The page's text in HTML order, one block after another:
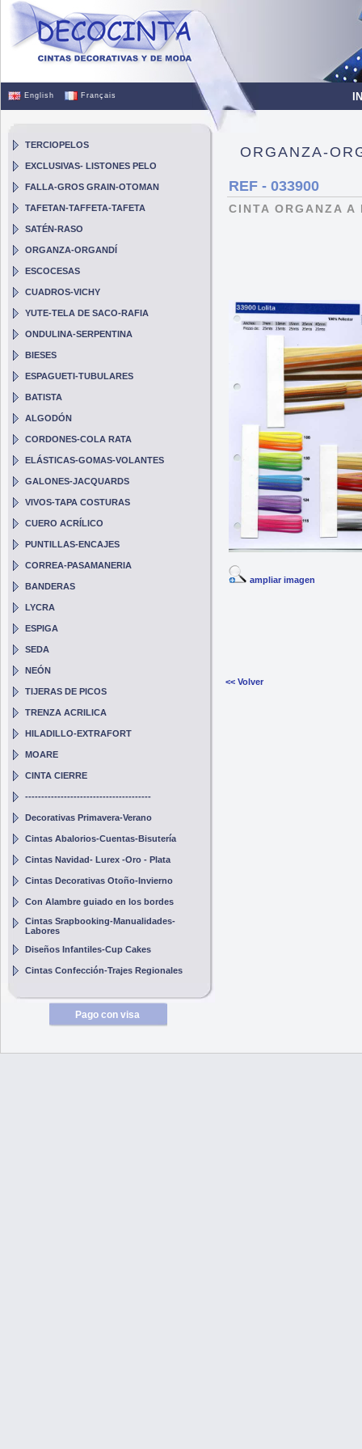
English Français
TERCIOPELOS
EXCLUSIVAS- LISTONES PELO
FALLA-GROS GRAIN-OTOMAN
TAFETAN-TAFFETA-TAFETA
SATÉN-RASO
ORGANZA-ORGANDÍ
ESCOCESAS
CUADROS-VICHY
YUTE-TELA DE SACO-RAFIA
ONDULINA-SERPENTINA
BIESES
ESPAGUETI-TUBULARES
BATISTA
ALGODÓN
CORDONES-COLA RATA
ELÁSTICAS-GOMAS-VOLANTES
GALONES-JACQUARDS
VIVOS-TAPA COSTURAS
CUERO ACRÍLICO
PUNTILLAS-ENCAJES
CORREA-PASAMANERIA
BANDERAS
LYCRA
ESPIGA
SEDA
NEÓN
TIJERAS DE PICOS
TRENZA ACRILICA
HILADILLO-EXTRAFORT
MOARE
CINTA CIERRE
---------------------------------------
Decorativas Primavera-Verano
Cintas Abalorios-Cuentas-Bisutería
Cintas Navidad- Lurex -Oro - Plata
Cintas Decorativas Otoño-Invierno
Con Alambre guiado en los bordes
Cintas Srapbooking-Manualidades-
Labores
Diseños Infantiles-Cup Cakes
Cintas Confección-Trajes Regionales
Pago con visa
ORGANZA-
REF - 033900
CINTA ORGANZA A
ampliar imagen
<< Volver